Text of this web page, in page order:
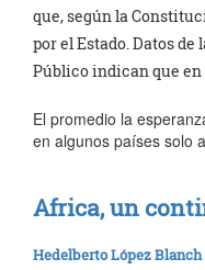
que, según la
por el Estado. Datos
Público indican que
El promedio la
en algunos países solo
Africa, un
Hedelberto López Blanch